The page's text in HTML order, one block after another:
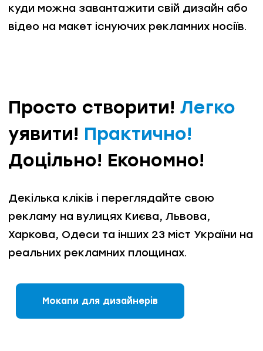
куди можна завантажити свій дизайн або
відео на макет існуючих рекламних носіїв.
Просто створити! Легко
уявити! Практично!
Доцільно! Економно!
Декілька кліків і переглядайте свою
рекламу на вулицях Києва, Львова,
Харкова, Одеси та інших 23 міст України на
реальних рекламних площинах.
Мокапи для дизайнерів